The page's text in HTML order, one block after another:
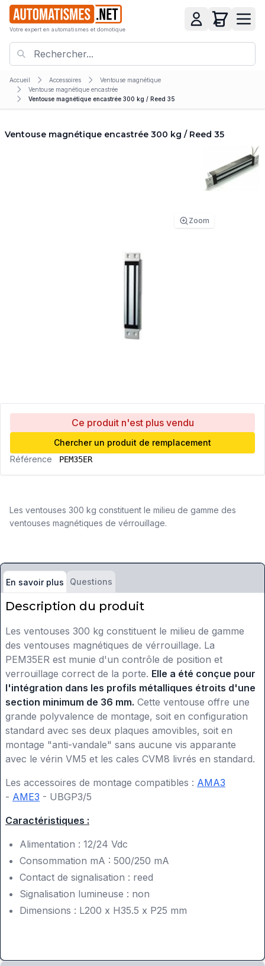
Votre expert en automatismes et domotique
Accueil Accessoires
Ventouse magnétique
Ventouse magnétique encastrée
Ventouse magnétique encastrée 300 kg / Reed 35
Ventouse magnétique encastrée 300 kg / Reed 35
Zoom
Ce produit n'est plus vendu
Chercher un produit de remplacement
Référence
PEM35ER
Les ventouses 300 kg constituent le milieu de gamme des
ventouses magnétiques de vérrouillage.
En savoir plus Questions
Description du produit
Les ventouses 300 kg constituent le milieu de gamme
des ventouses magnétiques de vérrouillage. La
PEM35ER est munie d'un contrôle de position et
verrouillage correct de la porte. Elle a été conçue pour
l'intégration dans les profils métalliques étroits d'une
section minimum de 36 mm. Cette ventouse offre une
grande polyvalence de montage, soit en configuration
standard avec ses deux plaques amovibles, soit en
montage "anti-vandale" sans aucune vis apparante
avec le vérin VM5 et les cales CVM8 livrés en standard.
Les accessoires de montage compatibles : AMA3
- AME3 - UBGP3/5
Caractéristiques :
Alimentation : 12/24 Vdc
Consommation mA : 500/250 mA
Contact de signalisation : reed
Signalisation lumineuse : non
Dimensions : L200 x H35.5 x P25 mm